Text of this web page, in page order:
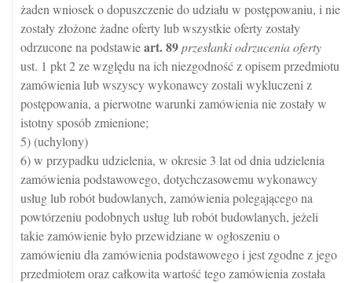
żaden wniosek o dopuszczenie do udziału w postępowaniu, i nie
zostały złożone żadne oferty lub wszystkie oferty zostały
odrzucone na podstawieart.89przesłanki odrzucenia oferty
ust. 1 pkt 2 ze względu na ich niezgodność z opisem przedmiotu
zamówienia lub wszyscy wykonawcy zostali wykluczeni z
postępowania, a pierwotne warunki zamówienia nie zostały w
istotny sposób zmienione;
5) (uchylony)
6) w przypadku udzielenia, w okresie 3 lat od dnia udzielenia
zamówienia podstawowego, dotychczasowemu wykonawcy
usług lub robót budowlanych, zamówienia polegającego na
powtórzeniu podobnych usług lub robót budowlanych, jeżeli
takie zamówienie było przewidziane w ogłoszeniu o
zamówieniu dla zamówienia podstawowego i jest zgodne z jego
przedmiotem oraz całkowita wartość tego zamówienia została